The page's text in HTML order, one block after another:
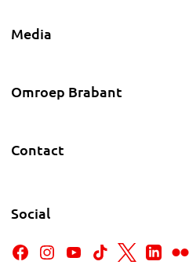
Media
Omroep Brabant
Contact
Social